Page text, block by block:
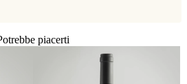
piacerti